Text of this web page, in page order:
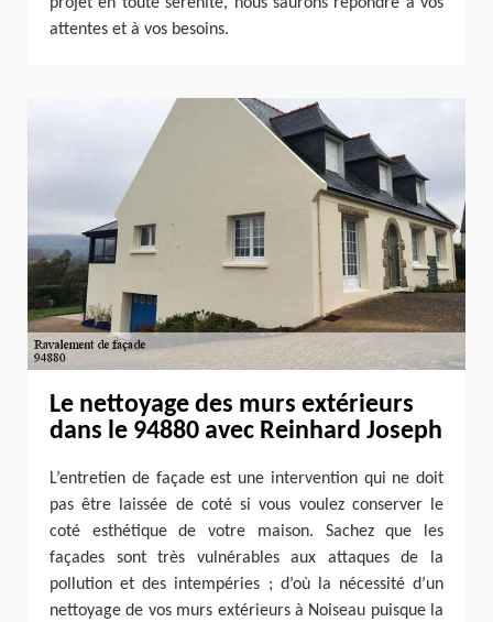
attentes et à vos besoins.
Le nettoyage des murs extérieurs
dans le 94880 avec Reinhard Joseph
L’entretien de façade est une intervention qui ne doit
pas être laissée de coté si vous voulez conserver le
coté esthétique de votre maison. Sachez que les
façades sont très vulnérables aux attaques de la
pollution et des intempéries ; d’où la nécessité d’un
nettoyage de vos murs extérieurs à Noiseau puisque la